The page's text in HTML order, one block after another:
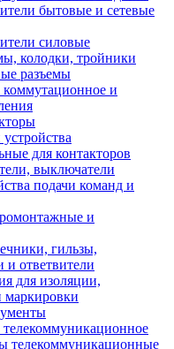
бытовые и сетевые
силовые
колодки, тройники
разъемы
и
для контакторов
выключатели
подачи команд и
и
гильзы,
и ответвители
для изоляции,
маркировки
телекоммуникационные